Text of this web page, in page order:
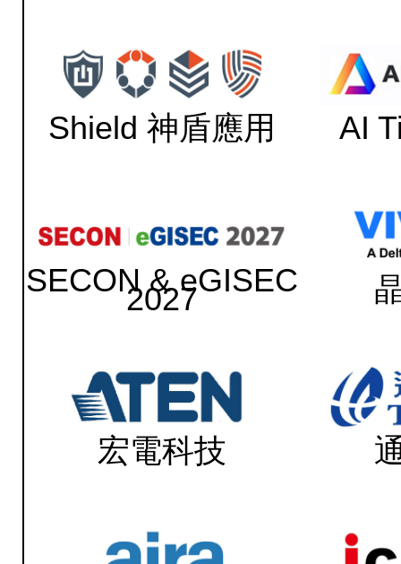
Shield 神盾應用 AI
SECON & eGISEC
2027
宏電科技